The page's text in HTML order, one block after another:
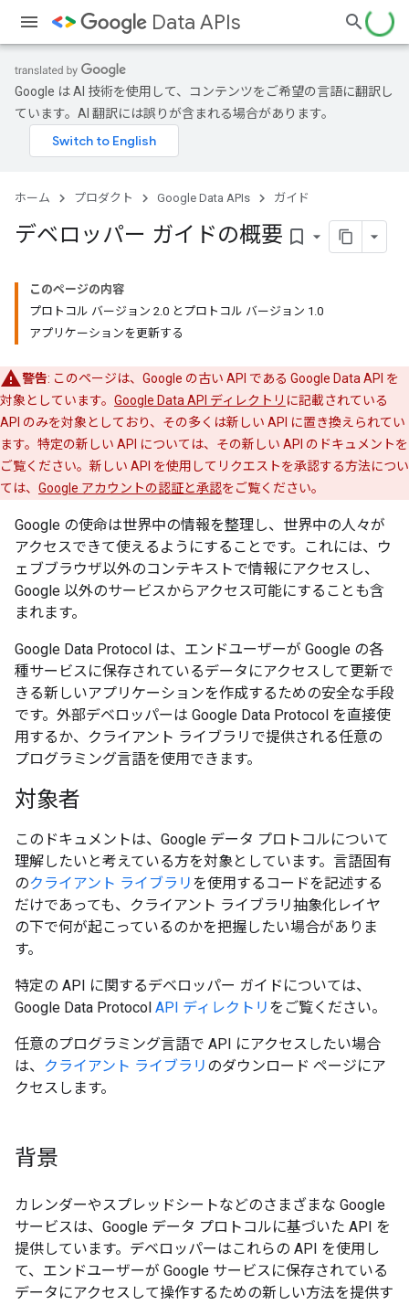
Data APIs
Google は AI 技術を使用して、コンテンツをご希望の言語に翻訳し
ています。AI 翻訳には誤りが含まれる場合があります。
ホーム プロダクト Google Data APIs ガイド
デベロッパー ガイドの概要 bookmark_border
このページの内容
プロトコル バージョン 2.0 とプロトコル バージョン 1.0
アプリケーションを更新する
警告: このページは、Google の古い API である Google Data API を
対象としています。 Google Data API ディレクトリ に記載されている
API のみを対象としており、その多くは新しい API に置き換えられてい
ます。特定の新しい API については、その新しい API のドキュメントを
ご覧ください。新しい API を使用してリクエストを承認する方法につい
ては、 Google アカウントの認証と承認をご覧ください。
Google の使命は世界中の情報を整理し、世界中の人々が
アクセスできて使えるようにすることです。これには、ウ
ェブブラウザ以外のコンテキストで情報にアクセスし、
Google 以外のサービスからアクセス可能にすることも含
まれます。
Google Data Protocol は、エンドユーザーが Google の各
種サービスに保存されているデータにアクセスして更新で
きる新しいアプリケーションを作成するための安全な手段
です。外部デベロッパーは Google Data Protocol を直接使
用するか、クライアント ライブラリで提供される任意の
プログラミング言語を使用できます。
対象者
このドキュメントは、Google データ プロトコルについて
理解したいと考えている方を対象としています。言語固有
のクライアント ライブラリ を使用するコードを記述する
だけであっても、クライアント ライブラリ抽象化レイヤ
の下で何が起こっているのかを把握したい場合がありま
す。
特定の API に関するデベロッパー ガイドについては、
Google Data Protocol API ディレクトリ をご覧ください。
任意のプログラミング言語で API にアクセスしたい場合
は、 クライアント ライブラリ のダウンロード ページにア
クセスします。
背景
カレンダーやスプレッドシートなどのさまざまな Google
サービスは、Google データ プロトコルに基づいた API を
提供しています。デベロッパーはこれらの API を使用し
て、エンドユーザーが Google サービスに保存されている
データにアクセスして操作するための新しい方法を提供す